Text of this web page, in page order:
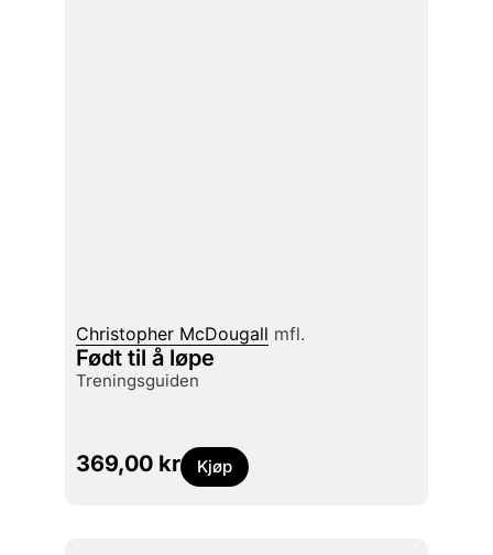
Christopher McDougall mfl.
Født til å løpe
treningsguiden
369,00 kr Kjøp